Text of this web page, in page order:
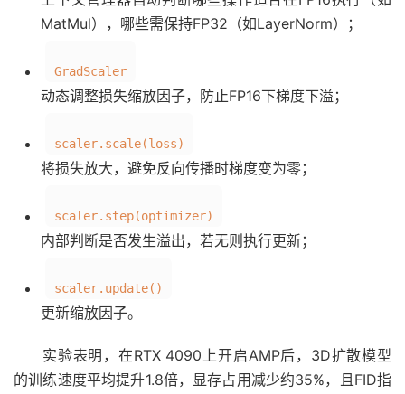
MatMul），哪些需保持FP32（如LayerNorm）；
GradScaler
动态调整损失缩放因子，防止FP16下梯度下溢；
scaler.scale(loss)
将损失放大，避免反向传播时梯度变为零；
scaler.step(optimizer)
内部判断是否发生溢出，若无则执行更新；
scaler.update()
更新缩放因子。
实验表明，在RTX 4090上开启AMP后，3D扩散模型
的训练速度平均提升1.8倍，显存占用减少约35%，且FID指